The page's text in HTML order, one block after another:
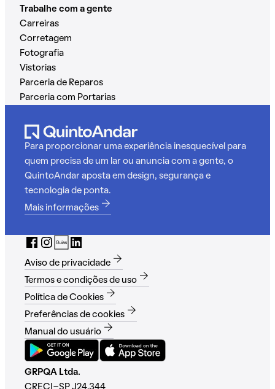
Trabalhe com a gente
Carreiras
Corretagem
Fotografia
Vistorias
Parceria de Reparos
Parceria com Portarias
Para proporcionar uma experiência inesquecível para
quem precisa de um lar ou anuncia com a gente, o
QuintoAndar aposta em design, segurança e
tecnologia de ponta.
Mais informações
Aviso de privacidade
Termos e condições de uso
Política de Cookies
Preferências de cookies
Manual do usuário
GRPQA Ltda.